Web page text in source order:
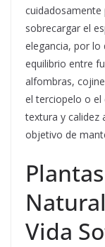
cuidadosamente
sobrecargar el
elegancia, por
equilibrio entre
alfombras,
el terciopelo o el
textura y calidez
objetivo de
Vida